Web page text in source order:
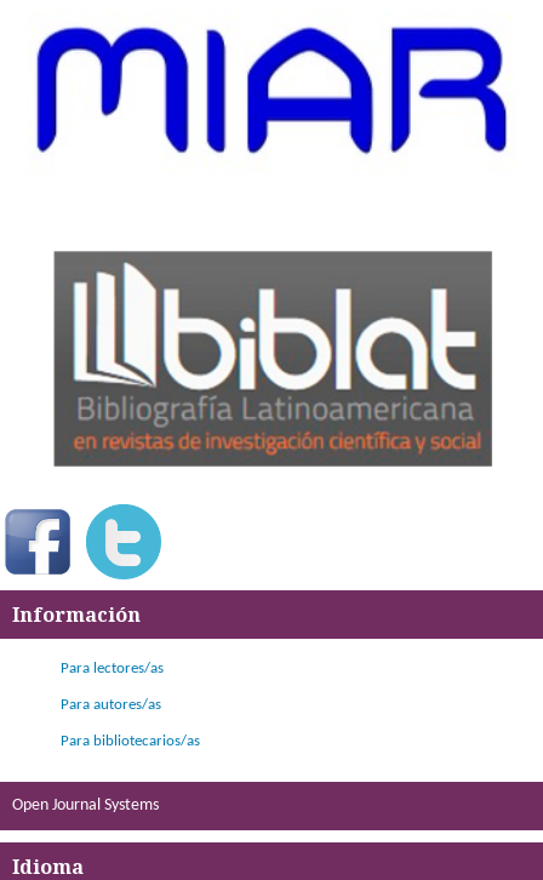
Información
Para lectores/as
Para autores/as
Para bibliotecarios/as
Open Journal Systems
Idioma